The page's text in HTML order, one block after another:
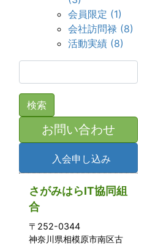
会員限定 (1)
会社訪問禄 (8)
活動実績 (8)
索:
お問い合わせ
入会申し込み
さがみはらIT協同組
合
〒252-0344
神奈川県相模原市南区古